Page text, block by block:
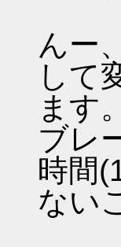
んー
して
ます。
ブレ
時間
ない